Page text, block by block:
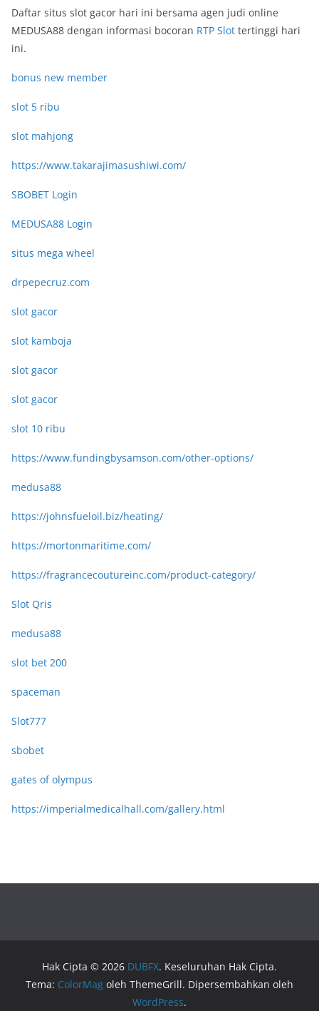
Daftar situs slot gacor hari ini bersama agen judi online
MEDUSA88 dengan informasi bocoran RTP Slot tertinggi hari
ini.
bonus new member
slot 5 ribu
slot mahjong
https://www.takarajimasushiwi.com/
SBOBET Login
MEDUSA88 Login
situs mega wheel
drpepecruz.com
slot gacor
slot kamboja
slot gacor
slot gacor
slot 10 ribu
https://www.fundingbysamson.com/other-options/
medusa88
https://johnsfueloil.biz/heating/
https://mortonmaritime.com/
https://fragrancecoutureinc.com/product-category/
Slot Qris
medusa88
slot bet 200
spaceman
Slot777
sbobet
gates of olympus
https://imperialmedicalhall.com/gallery.html
Hak Cipta © 2026 DUBFX. Keseluruhan Hak Cipta.
Tema: ColorMag oleh ThemeGrill. Dipersembahkan oleh
WordPress.